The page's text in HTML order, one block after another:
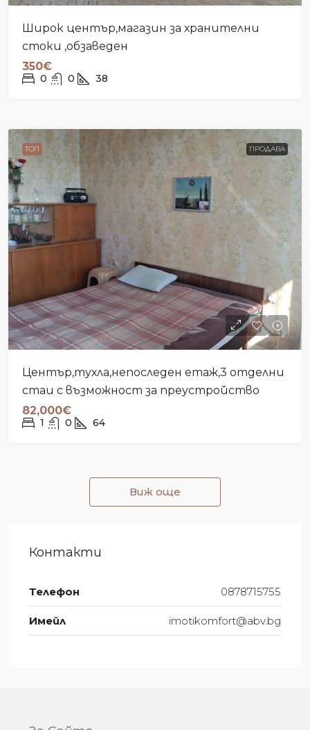
Широк център,магазин за хранителни
стоки ,обзаведен
350€
0 0 38
ТОП ПРОДАВА
Център,тухла,непоследен етаж,3 отделни
стаи с възможност за преустройство
82,000€
1 0 64
Виж още
Контакти
Телефон 0878715755
Имейл imotikomfort@abv.bg